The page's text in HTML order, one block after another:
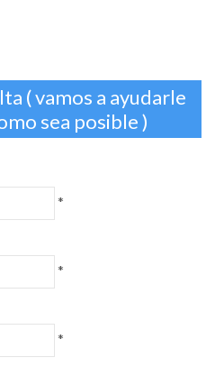
( vamos a ayudarle
sea posible )
*
*
*